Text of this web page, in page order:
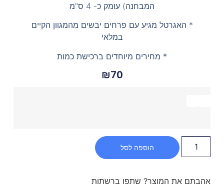
המבחנה) עומק כ- 4 ס"מ
* האגרטל מגיע עם פרחים יבשים מהמגוון הקיים
במלאי
* מחירים מיוחדים ברכישת כמות
₪70
הוספה לסל
אהבתם את המוצר? שתפו ברשתות